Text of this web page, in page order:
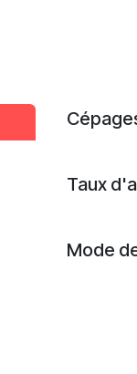
Taux
Mode